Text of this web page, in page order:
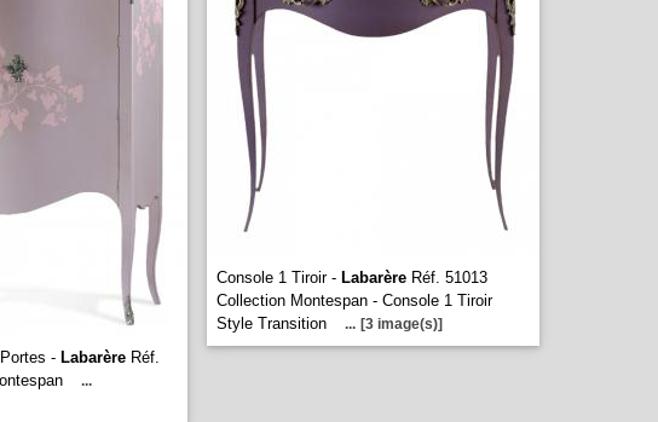
- Labarère Réf.
...
Console 1 Tiroir - Labarère Réf. 51013
Collection Montespan - Console 1 Tiroir
Style Transition
... [3 image(s)]